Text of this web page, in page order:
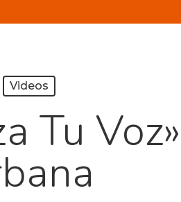
Videos
Tu